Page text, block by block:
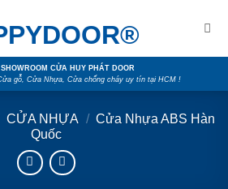
SHOWROOM CỬA HUY PHÁT DOOR
gỗ, Cửa Nhựa, Cửa chống cháy uy tín tại HCM !
CỬA NHỰA / Cửa Nhựa ABS Hàn
Quốc